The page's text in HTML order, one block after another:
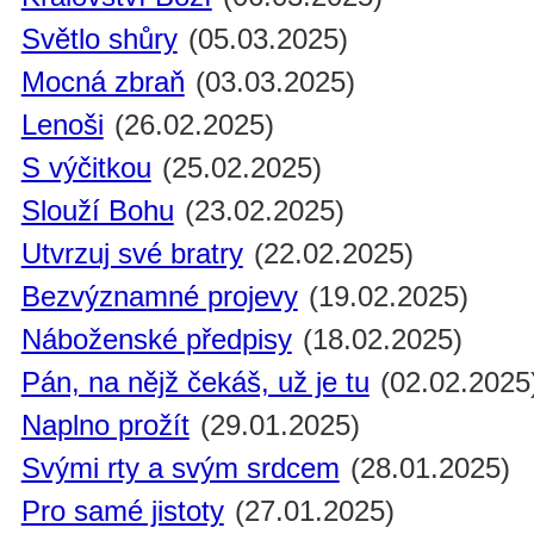
Světlo shůry (05.03.2025)
Mocná zbraň (03.03.2025)
Lenoši (26.02.2025)
S výčitkou (25.02.2025)
Slouží Bohu (23.02.2025)
Utvrzuj své bratry (22.02.2025)
Bezvýznamné projevy (19.02.2025)
Náboženské předpisy (18.02.2025)
Pán, na nějž čekáš, už je tu
Naplno prožít (29.01.2025)
Svými rty a svým srdcem (28.01.2025)
Pro samé jistoty (27.01.2025)